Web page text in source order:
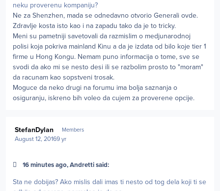
neku proverenu kompaniju?
Ne za Shenzhen, mada se odnedavno otvorio Generali ovde.
Zdravlje kosta isto kao i na zapadu tako da je to tricky.
Meni su pametniji savetovali da razmislim o medjunarodnoj
polisi koja pokriva mainland Kinu a da je izdata od bilo koje tier 1
firme u Hong Kongu. Nemam puno informacija o tome, sve se
svodi da ako mi se nesto desi ili se razbolim prosto to "moram"
da racunam kao sopstveni trosak.
Moguce da neko drugi na forumu ima bolja saznanja o
osiguranju, iskreno bih voleo da cujem za proverene opcije.
StefanDylan Members
August 12, 20169 yr
16 minutes ago, Andretti said:
Sta ne dobijas? Ako mislis dali imas ti nesto od tog dela koji ti se